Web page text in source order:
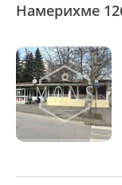
Намерихме